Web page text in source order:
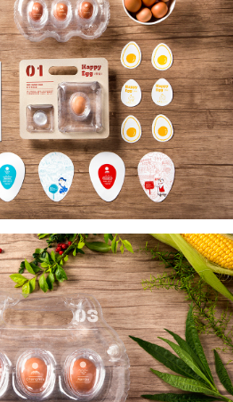
РЕКЛАМА
КОНТАКТЫ